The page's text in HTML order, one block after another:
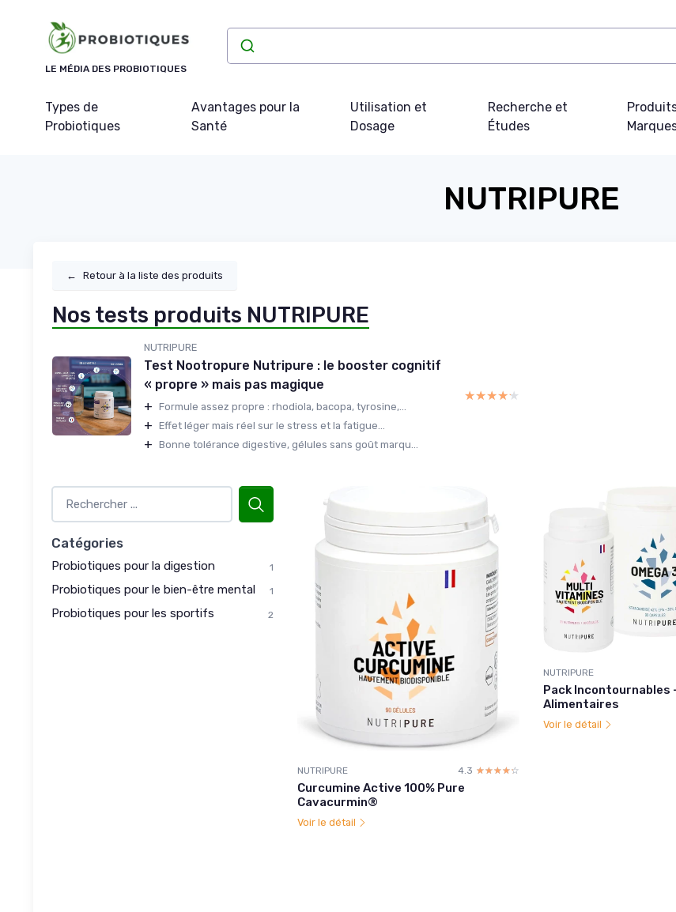
LE MÉDIA DES PROBIOTIQUES
Types de
Probiotiques
Avantages pour la
Santé
Utilisation et
Dosage
Recherche et
Études
NUTRIPURE
← Retour à la liste des produits
Nos tests produits NUTRIPURE
NUTRIPURE
Test Nootropure Nutripure : le booster cognitif
« propre » mais pas magique
+ Formule assez propre : rhodiola, bacopa, tyrosine,...
+ Effet léger mais réel sur le stress et la fatigue...
+ Bonne tolérance digestive, gélules sans goût marqu...
★★★★★
★★★★★
Catégories
Probiotiques pour la digestion 1
Probiotiques pour le bien-être mental 1
Probiotiques pour les sportifs 2
NUTRIPURE 4.3 ☆☆☆☆☆
★★★★★
Curcumine Active 100% Pure
Cavacurmin®
Voir le détail
NUTRIPURE
Pack Incontournables
Alimentaires
Voir le détail